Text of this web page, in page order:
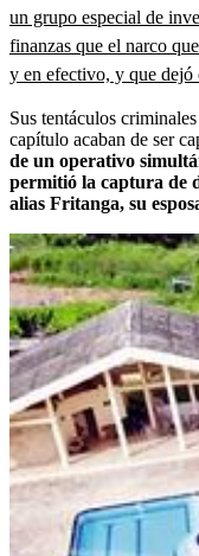
un grupo especial de
finanzas que el narco
y en efectivo, y que dejó
Sus tentáculos
capítulo acaban de ser
de un operativo
permitió la captura de
alias Fritanga, su